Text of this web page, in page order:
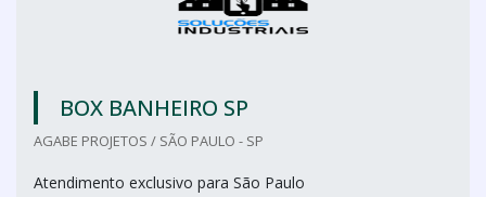
BOX BANHEIRO SP
AGABE PROJETOS / SÃO PAULO - SP
Atendimento exclusivo para São Paulo